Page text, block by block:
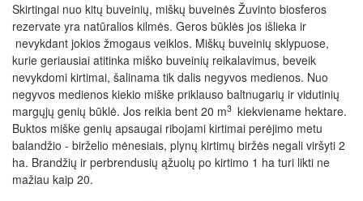
Skirtingai nuo kitų buveinių, miškų buveinės Žuvinto biosferos
rezervate yra natūralios kilmės. Geros būklės jos išlieka ir
nevykdant jokios žmogaus veiklos. Miškų buveinių sklypuose,
kurie geriausiai atitinka miško buveinių reikalavimus, beveik
nevykdomi kirtimai, šalinama tik dalis negyvos medienos. Nuo
negyvos medienos kiekio miške priklauso baltnugarių ir vidutinių
margųjų genių būklė. Jos reikia bent 20 m3 kiekviename hektare.
Buktos miške genių apsaugai ribojami kirtimai perėjimo metu
balandžio - birželio mėnesiais, plynų kirtimų biržės negali viršyti 2
ha. Brandžių ir perbrendusių ąžuolų po kirtimo 1 ha turi likti ne
mažiau kaip 20.